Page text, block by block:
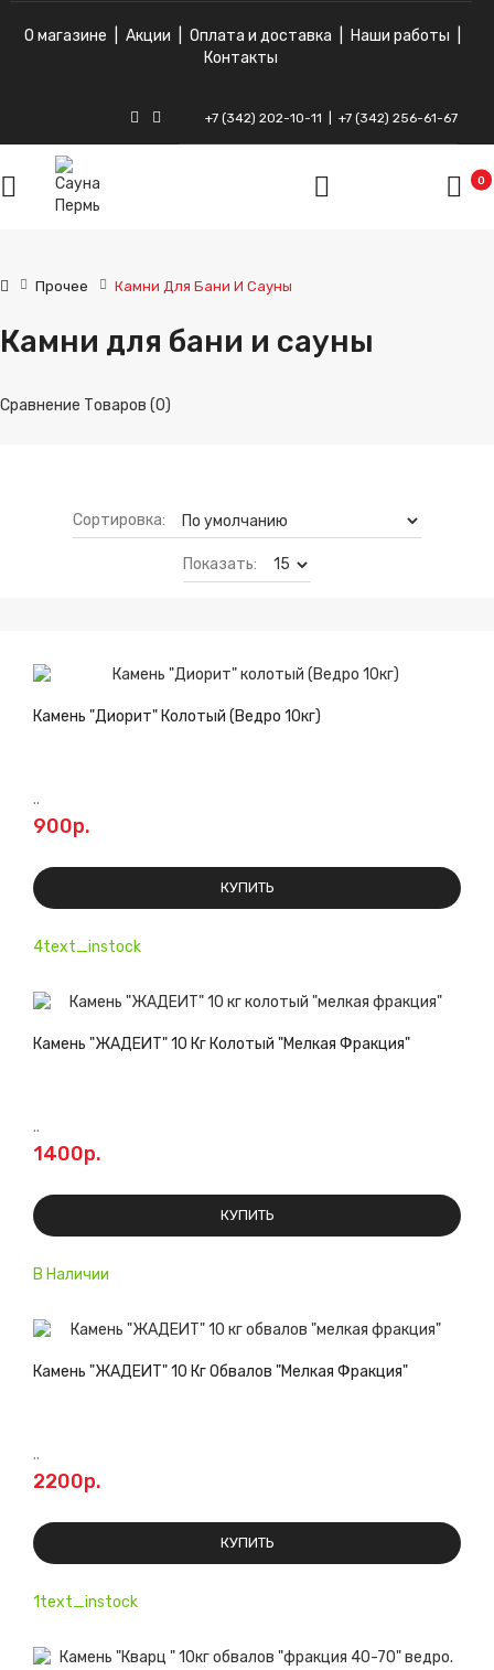
О магазине Акции Оплата и доставка Наши работы
Контакты
+7 (342) 202-10-11 +7 (342) 256-61-67
0
Прочее Камни Для Бани И Сауны
Камни для бани и сауны
Сравнение Товаров (0)
Сортировка:
Показать:
4text_instock
Камень "Диорит" Колотый (Ведро 10кг)
..
900р.
КУПИТЬ
В Наличии
Камень "ЖАДЕИТ" 10 Кг Колотый "мелкая Фракция"
..
1400р.
КУПИТЬ
1text_instock
Камень "ЖАДЕИТ" 10 Кг Обвалов "мелкая Фракция"
..
2200р.
КУПИТЬ